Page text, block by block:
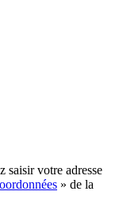
saisir votre adresse
» de la